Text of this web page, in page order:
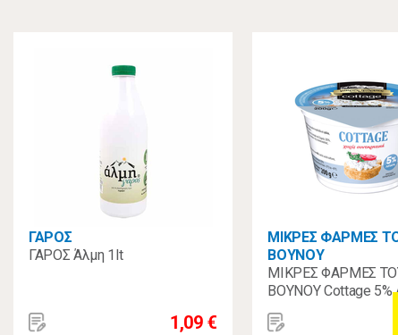
ΓΑΡΟΣ
ΓΑΡΟΣ Άλμη 1lt
1,09 €
ΜΙΚΡΕΣ ΦΑΡΜΕΣ
ΒΟΥΝΟΥ
ΜΙΚΡΕΣ ΦΑΡΜΕΣ
ΒΟΥΝΟΥ Cottage 5%
200γρ